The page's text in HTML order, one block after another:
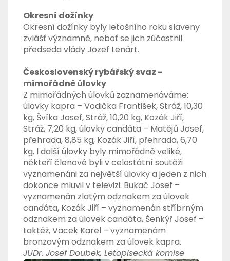
Okresní dožínky
Okresní dožínky byly letošního roku slaveny
zvlášť významně, neboť se jich zúčastnil
předseda vlády Jozef Lenárt.
Československý rybářský svaz -
mimořádné úlovky
Z mimořádných úlovků zaznamenáváme:
úlovky kapra – Vodička František, Stráž, 10,30
kg, Švíka Josef, Stráž, 10,20 kg, Kozák Jiří,
Stráž, 7,20 kg, úlovky candáta – Matějů Josef,
přehrada, 8,85 kg, Kozák Jiří, přehrada, 6,70
kg. I další úlovky byly mimořádně veliké,
někteří členové byli v celostátní soutěži
vyznamenáni za největší úlovky a jeden z nich
dokonce mluvil v televizi: Bukač Josef –
vyznamenán zlatým odznakem za úlovek
candáta, Kozák Jiří – vyznamenán stříbrným
odznakem za úlovek candáta, Šenkýř Josef –
taktéž, Vacek Karel – vyznamenám
bronzovým odznakem za úlovek kapra.
JUDr. Josef Doubek, Letopisecká komise